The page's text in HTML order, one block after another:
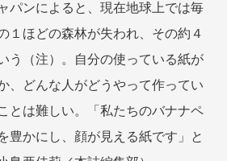
パンによると、現在地球上では毎
１ほどの森林が失われ、その約４
う（注）。自分の使っている紙が
、どんな人がどうやって作ってい
とは難しい。「私たちのバナナペ
豊かにし、顔が見える紙です」と